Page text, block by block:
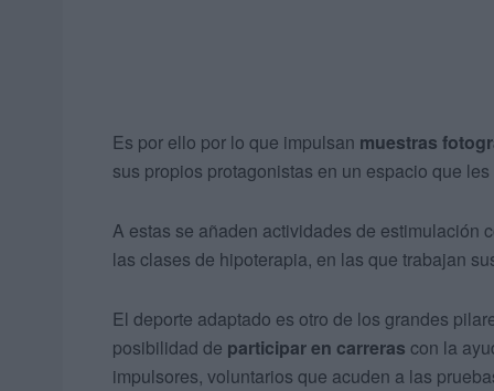
Es por ello por lo que impulsan muestras
sus propios protagonistas en un espacio que
A estas se añaden actividades de estimulación
las clases de hipoterapia, en las que trabajan
El deporte adaptado es otro de los grandes
posibilidad de participar en carreras con la
impulsores, voluntarios que acuden a las